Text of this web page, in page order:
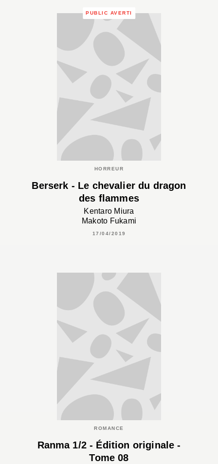
PUBLIC AVERTI
HORREUR
Berserk - Le chevalier du dragon
des flammes
Kentaro Miura
Makoto Fukami
17/04/2019
ROMANCE
Ranma 1/2 - Édition originale -
Tome 08